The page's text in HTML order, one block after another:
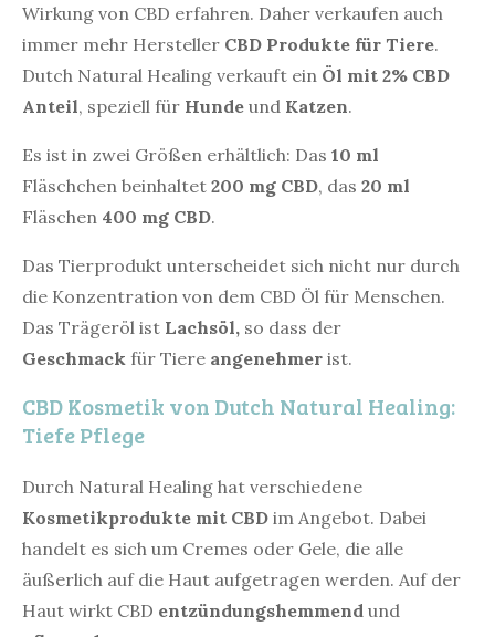
Wirkung von CBD erfahren. Daher verkaufen auch
immer mehr Hersteller CBD Produkte für Tiere.
Dutch Natural Healing verkauft ein Öl mit 2% CBD
Anteil, speziell für Hunde und Katzen.
Es ist in zwei Größen erhältlich: Das 10 ml
Fläschchen beinhaltet 200 mg CBD, das 20 ml
Fläschen 400 mg CBD.
Das Tierprodukt unterscheidet sich nicht nur durch
die Konzentration von dem CBD Öl für Menschen.
Das Trägeröl ist Lachsöl, so dass der
Geschmack für Tiere angenehmer ist.
CBD Kosmetik von Dutch Natural Healing:
Tiefe Pflege
Durch Natural Healing hat verschiedene
Kosmetikprodukte mit CBD im Angebot. Dabei
handelt es sich um Cremes oder Gele, die alle
äußerlich auf die Haut aufgetragen werden. Auf der
Haut wirkt CBD entzündungshemmend und